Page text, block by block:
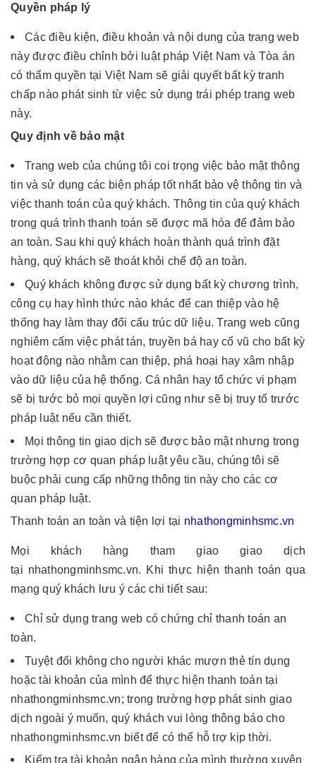
Quyền pháp lý
Các điều kiện, điều khoản và nội dung của trang web
này được điều chỉnh bởi luật pháp Việt Nam và Tòa án
có thẩm quyền tại Việt Nam sẽ giải quyết bất kỳ tranh
chấp nào phát sinh từ việc sử dụng trái phép trang web
này.
Quy định về bảo mật
Trang web của chúng tôi coi trọng việc bảo mật thông
tin và sử dụng các biện pháp tốt nhất bảo vệ thông tin và
việc thanh toán của quý khách. Thông tin của quý khách
trong quá trình thanh toán sẽ được mã hóa để đảm bảo
an toàn. Sau khi quý khách hoàn thành quá trình đặt
hàng, quý khách sẽ thoát khỏi chế độ an toàn.
Quý khách không được sử dụng bất kỳ chương trình,
công cụ hay hình thức nào khác để can thiệp vào hệ
thống hay làm thay đổi cấu trúc dữ liệu. Trang web cũng
nghiêm cấm việc phát tán, truyền bá hay cổ vũ cho bất kỳ
hoạt động nào nhằm can thiệp, phá hoại hay xâm nhập
vào dữ liệu của hệ thống. Cá nhân hay tổ chức vi phạm
sẽ bị tước bỏ mọi quyền lợi cũng như sẽ bị truy tố trước
pháp luật nếu cần thiết.
Mọi thông tin giao dịch sẽ được bảo mật nhưng trong
trường hợp cơ quan pháp luật yêu cầu, chúng tôi sẽ
buộc phải cung cấp những thông tin này cho các cơ
quan pháp luật.
Thanh toán an toàn và tiện lợi tại nhathongminhsmc.vn
Mọi khách hàng tham giao giao dịch
tại nhathongminhsmc.vn. Khi thực hiện thanh toán qua
mạng quý khách lưu ý các chi tiết sau:
Chỉ sử dụng trang web có chứng chỉ thanh toán an
toàn.
Tuyệt đối không cho người khác mượn thẻ tín dụng
hoặc tài khoản của mình để thực hiện thanh toán tại
nhathongminhsmc.vn; trong trường hợp phát sinh giao
dịch ngoài ý muốn, quý khách vui lòng thông báo cho
nhathongminhsmc.vn biết để có thể hỗ trợ kịp thời.
Kiểm tra tài khoản ngân hàng của mình thường xuyên